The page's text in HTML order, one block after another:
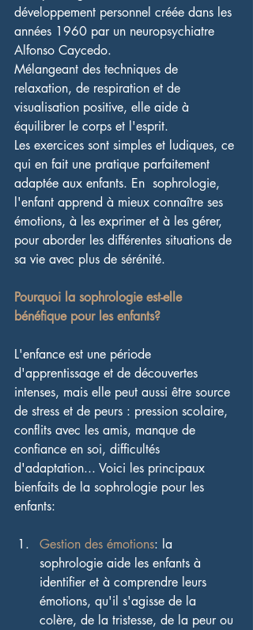
développement personnel créée dans les
années 1960 par un neuropsychiatre
Alfonso Caycedo.
Mélangeant des techniques de
relaxation, de respiration et de
visualisation positive, elle aide à
équilibrer le corps et l'esprit.
Les exercices sont simples et ludiques, ce
qui en fait une pratique parfaitement
adaptée aux enfants. En  sophrologie,
l'enfant apprend à mieux connaître ses
émotions, à les exprimer et à les gérer,
pour aborder les différentes situations de
sa vie avec plus de sérénité.
Pourquoi la sophrologie est-elle
bénéfique pour les enfants?
L'enfance est une période
d'apprentissage et de découvertes
intenses, mais elle peut aussi être source
de stress et de peurs : pression scolaire,
conflits avec les amis, manque de
confiance en soi, difficultés
d'adaptation... Voici les principaux
bienfaits de la sophrologie pour les
enfants:
Gestion des émotions: la
sophrologie aide les enfants à
identifier et à comprendre leurs
émotions, qu'il s'agisse de la
colère, de la tristesse, de la peur ou